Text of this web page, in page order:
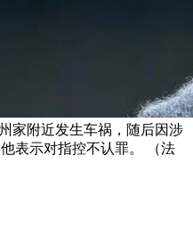
家附近发生车祸，随后因涉
表示对指控不认罪。 （法